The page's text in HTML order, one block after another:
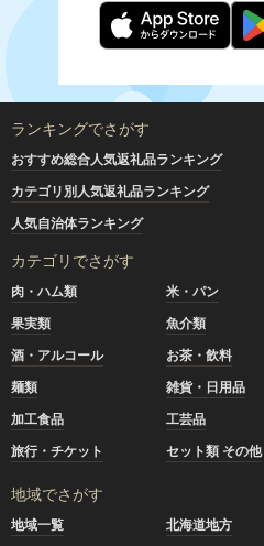
ランキングでさがす
おすすめ総合人気返礼品ランキング
カテゴリ別人気返礼品ランキング
人気自治体ランキング
カテゴリでさがす
肉・ハム類 米・パン
果実類
魚介類
酒・アルコール
お茶・飲料
麺類
雑貨・日用品
加工食品
工芸品
旅行・チケット
セット類 その他
地域でさがす
地域一覧 北海道地方